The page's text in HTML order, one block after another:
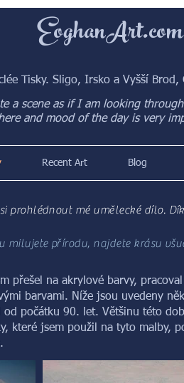
EoghanArt.com
Tisky. Sligo, Irsko a Vyšší Brod,
a scene as if I am looking
and mood of the day is very
Recent Art Blog
prohlédnout mé umělecké dílo.
milujete přírodu, najdete krásu
přešel na akrylové barvy,
barvami. Níže jsou uvedeny
od počátku 90. let. Většinu této
které jsem použil na tyto malby,